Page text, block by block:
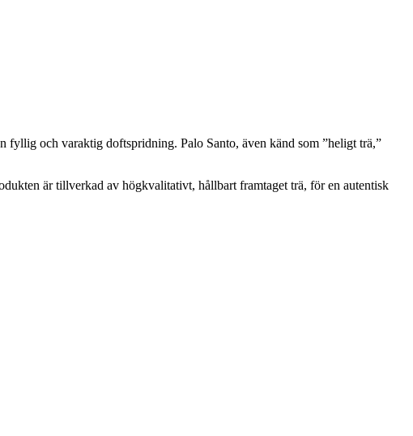
fyllig och varaktig doftspridning. Palo Santo, även känd som ”heligt trä,”
är tillverkad av högkvalitativt, hållbart framtaget trä, för en autentisk